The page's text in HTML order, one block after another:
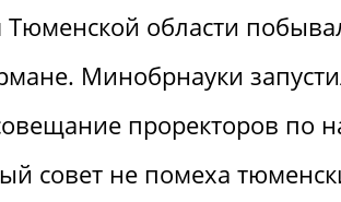
Тюменской области
Минобрнауки
проректоров по
совет не помеха